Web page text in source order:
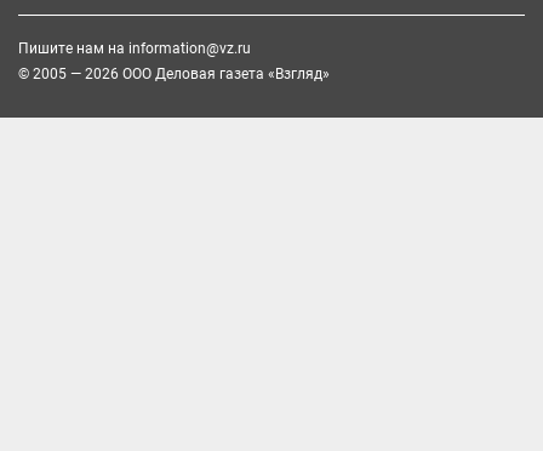
Пишите нам на information@vz.ru
© 2005 — 2026 ООО Деловая газета «Взгляд»